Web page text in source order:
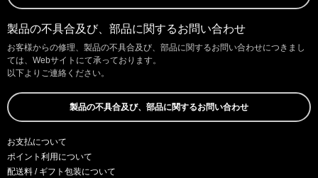
製品の不具合及び、部品に関するお問い合わせ
お客様からの修理、製品の不具合及び、部品に関するお問い合わせにつきまし
ては、Webサイトにて承っております。
以下よりご連絡ください。
製品の不具合及び、部品に関するお問い合わせ
お支払について
ポイント利用について
配送料 / ギフト包装について